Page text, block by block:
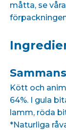
måtta, se
Kött och
64%. I gula
lamm, röda
*Naturliga